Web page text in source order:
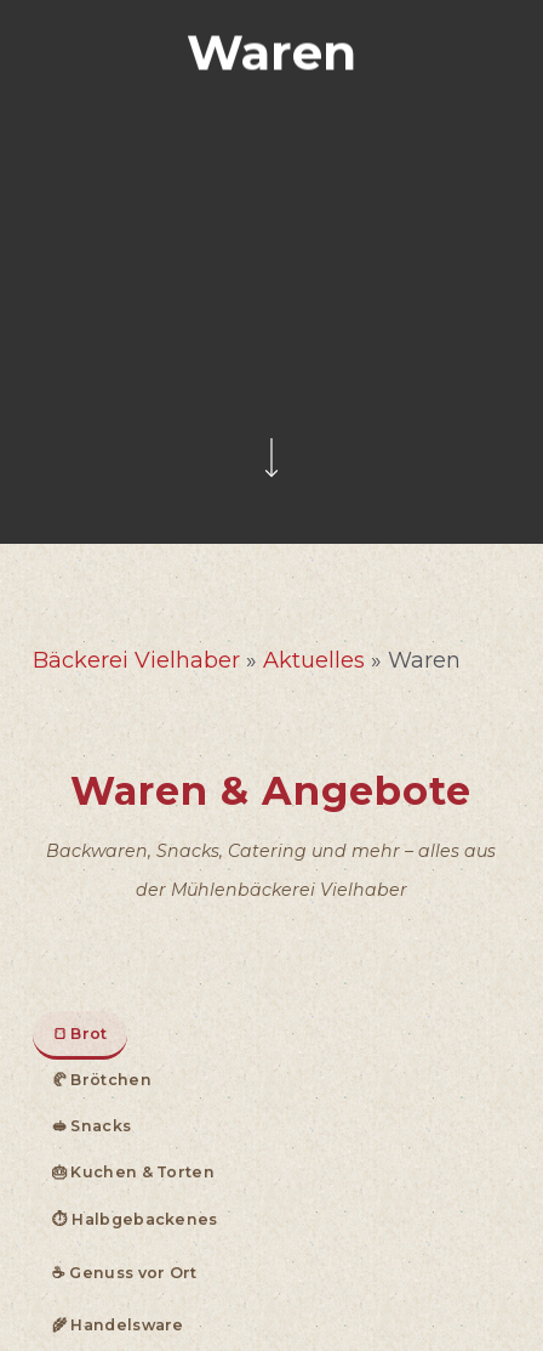
Waren
Bäckerei Vielhaber» Aktuelles » Waren
Waren & Angebote
Backwaren, Snacks, Catering und mehr – alles aus
der Mühlenbäckerei Vielhaber
🍞 Brot
🥐 Brötchen
🥪 Snacks
🎂 Kuchen & Torten
⏱ Halbgebackenes
☕ Genuss vor Ort
🌾 Handelsware